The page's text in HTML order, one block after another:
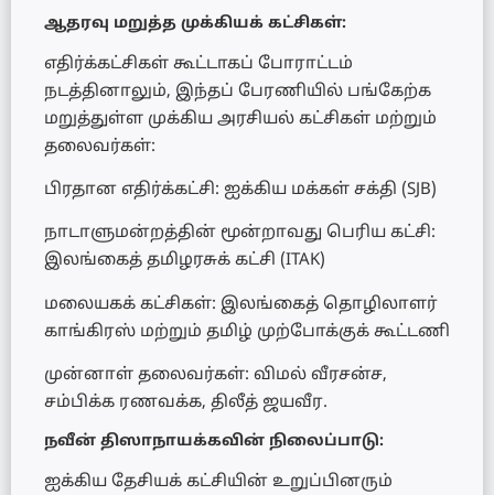
ஆதரவு மறுத்த முக்கியக் கட்சிகள்:
எதிர்க்கட்சிகள் கூட்டாகப் போராட்டம்
நடத்தினாலும், இந்தப் பேரணியில் பங்கேற்க
மறுத்துள்ள முக்கிய அரசியல் கட்சிகள் மற்றும்
தலைவர்கள்:
பிரதான எதிர்க்கட்சி: ஐக்கிய மக்கள் சக்தி (SJB)
நாடாளுமன்றத்தின் மூன்றாவது பெரிய கட்சி:
இலங்கைத் தமிழரசுக் கட்சி (ITAK)
மலையகக் கட்சிகள்: இலங்கைத் தொழிலாளர்
காங்கிரஸ் மற்றும் தமிழ் முற்போக்குக் கூட்டணி
முன்னாள் தலைவர்கள்: விமல் வீரசன்ச,
சம்பிக்க ரணவக்க, திலீத் ஜயவீர.
நவீன் திஸாநாயக்கவின் நிலைப்பாடு:
ஐக்கிய தேசியக் கட்சியின் உறுப்பினரும்